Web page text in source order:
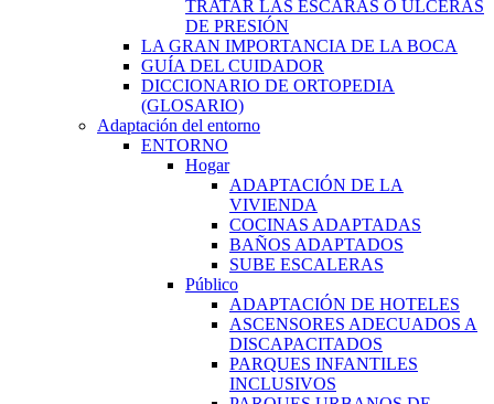
TRATAR LAS ESCARAS O ÚLCERAS
DE PRESIÓN
LA GRAN IMPORTANCIA DE LA BOCA
GUÍA DEL CUIDADOR
DICCIONARIO DE ORTOPEDIA
(GLOSARIO)
Adaptación del entorno
ENTORNO
Hogar
ADAPTACIÓN DE LA
VIVIENDA
COCINAS ADAPTADAS
BAÑOS ADAPTADOS
SUBE ESCALERAS
Público
ADAPTACIÓN DE HOTELES
ASCENSORES ADECUADOS A
DISCAPACITADOS
PARQUES INFANTILES
INCLUSIVOS